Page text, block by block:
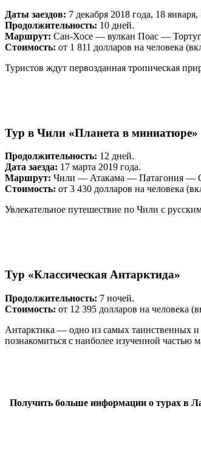
Даты заездов: 7 декабря 2018 года, 18
Продолжительность: 10 дней.
Маршрут: Сан-Хосе — вулкан Поас —
Стоимость: от 1 811 долларов на человека
Туристов ждут первозданная тропическая
Тур в Чили «Планета в миниатюре»
Продолжительность: 12 дней.
Дата заезда: 17 марта 2019 года.
Маршрут: Чили — Атакама — Патагония —
Стоимость: от 3 430 долларов на человека
Увлекательное путешествие по Чили с
Тур «Классическая Антарктида»
Продолжительность: 7 ночей.
Стоимость: от 12 395 долларов на человека
Антарктика — одно из самых таинственных
познакомиться с наиболее изученной
Получить больше информации о турах в